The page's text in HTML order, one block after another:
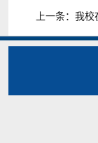
上一条：我校